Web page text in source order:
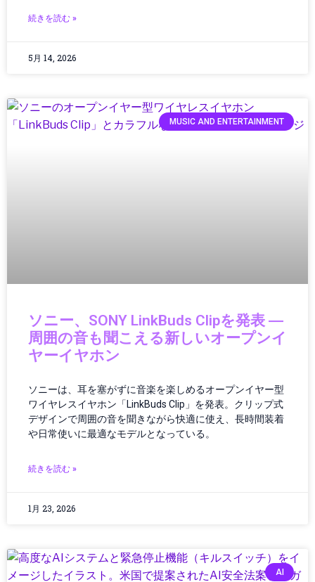
インフラ投資
インフラ維持管理
インフラ運用
エレクトロニクス
エンタメ・ポップカルチャー
オーディオ
オーディオ機器
オペレーション
オペレーティングシステム
カーアクセサリー
ガジェットニュース
ガジェットレビュー
続きを読む »
5月 14, 2026
MUSIC AND ENTERTAINMENT
ソニー、SONY LinkBuds Clipを発表 ―
周囲の音も聞こえる新しいオープンイ
ヤーイヤホン
ソニーは、耳を塞がずに音楽を楽しめるオープンイヤー型
ワイヤレスイヤホン「LinkBuds Clip」を発表。クリップ式
デザインで周囲の音を聞きながら快適に使え、長時間装着
や日常使いに最適なモデルとなっている。
続きを読む »
1月 23, 2026
AI